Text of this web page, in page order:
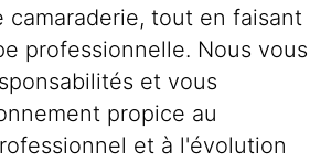
camaraderie, tout en faisant
professionnelle. Nous vous
et vous
propice au
et à l'évolution